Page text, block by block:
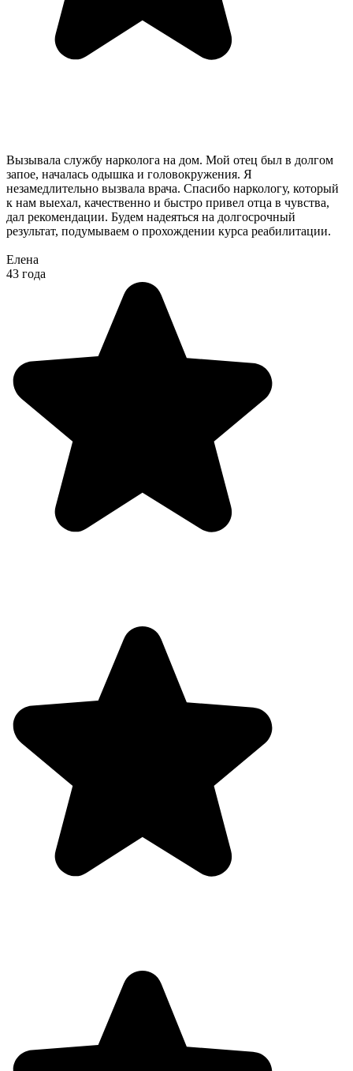
Вызывала службу нарколога на дом. Мой отец был в долгом
запое, началась одышка и головокружения. Я
незамедлительно вызвала врача. Спасибо наркологу, который
к нам выехал, качественно и быстро привел отца в чувства,
дал рекомендации. Будем надеяться на долгосрочный
результат, подумываем о прохождении курса реабилитации.
Елена
43 года